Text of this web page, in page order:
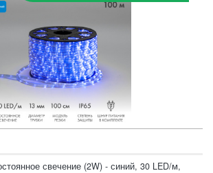
свечение (2W) - синий, 30 LED/м,